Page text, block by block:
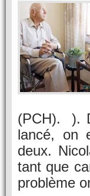
(PCH). ).
lancé, on
deux.
tant que
problème